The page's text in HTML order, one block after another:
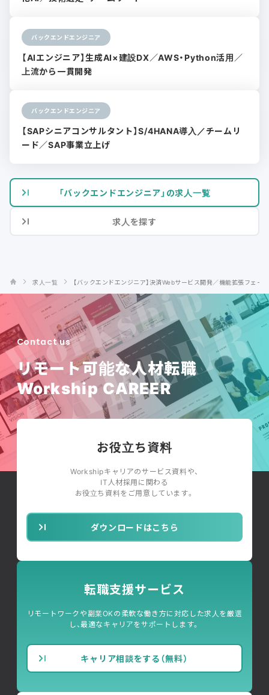
バックエンドエンジニア
【AIエンジニア】生成AI×建設DX／AWS・Python活用／
上流から一貫開発
バックエンドエンジニア
【SAPシニアコンサルタント】S/4HANA導入／チームリ
ード／SAP事業立上げ
「バックエンドエンジニア」の求人一覧
求人を探す
求人一覧 【バックエンドエンジニア】決済Webサービス開発／機能拡張フェー
Contact us
リモート可能な人材転職
Workship CAREER
お役立ち資料
Workshipキャリアのサービス資料や、
IT人材採用に関わる
お役立ち資料をご用意しています。
ダウンロードはこちら
転職支援サービス
リモートワークや副業OKの柔軟な働き方に対応した求人を厳選
し、最適なキャリアをサポートします。
キャリア相談をする（無料）